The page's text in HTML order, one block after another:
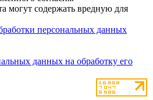
могут содержать вредную для
персональных данных
данных на обработку его